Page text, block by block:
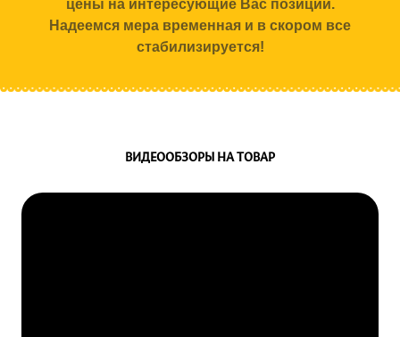
цены на интересующие Вас позиции.
Надеемся мера временная и в скором все
стабилизируется!
ВИДЕООБЗОРЫ НА ТОВАР